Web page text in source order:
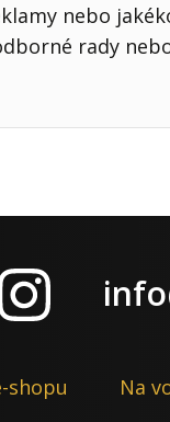
nebo
rady
shopu Na